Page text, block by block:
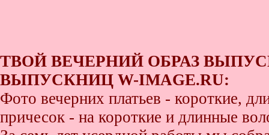
ТВОЙ ВЕЧЕРНИЙ ОБРАЗ
ВЫПУСКНИЦ W-IMAGE.RU:
Фото вечерних платьев - короткие,
причесок - на короткие и длинные